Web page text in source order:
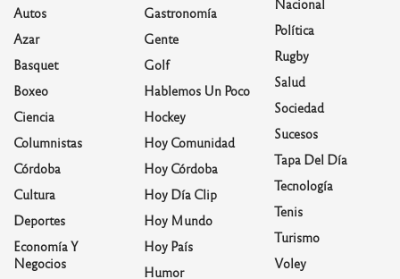
Autos
Azar
Basquet
Boxeo
Ciencia
Columnistas
Córdoba
Cultura
Deportes
Economía Y
Negocios
Gastronomía
Gente
Golf
Hablemos Un Poco
Hockey
Hoy Comunidad
Hoy Córdoba
Hoy Día Clip
Hoy Mundo
Hoy País
Humor
Nacional
Política
Rugby
Salud
Sociedad
Sucesos
Tapa Del Día
Tecnología
Tenis
Turismo
Voley